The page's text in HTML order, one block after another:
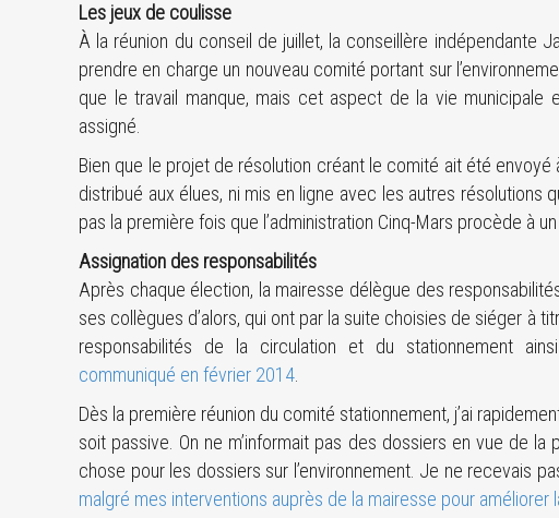
Les jeux de coulisse
À la réunion du conseil de juillet, la conseillère indépendante
prendre en charge un nouveau comité portant sur
que le travail manque, mais cet aspect de la vie municipale
assigné.
Bien que le projet de résolution créant le comité ait été envoyé
distribué aux élues, ni mis en ligne avec les autres résolutions
pas la première fois que l’administration Cinq-Mars procède à
Assignation des responsabilités
Après chaque élection, la mairesse délègue des
ses collègues d’alors, qui ont par la suite choisies de siéger à
responsabilités de la circulation et du stationnement ainsi
communiqué en février 2014
Dès la première réunion du comité stationnement, j’ai
soit passive. On ne m’informait pas des dossiers en vue de la
chose pour les dossiers sur l’environnement. Je ne recevais
malgré mes interventions auprès de la mairesse pour améliorer